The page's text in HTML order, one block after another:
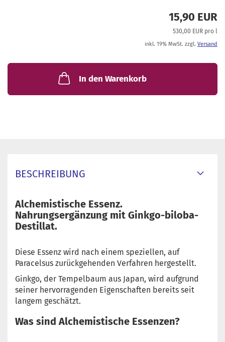
15,90 EUR
530,00 EUR pro l
inkl. 19% MwSt. zzgl. Versand
In den Warenkorb
BESCHREIBUNG
Alchemistische Essenz.
Nahrungsergänzung mit Ginkgo-biloba-
Destillat.
Diese Essenz wird nach einem speziellen, auf
Paracelsus zurückgehenden Verfahren hergestellt.
Ginkgo, der Tempelbaum aus Japan, wird aufgrund
seiner hervorragenden Eigenschaften bereits seit
langem geschätzt.
Was sind Alchemistische Essenzen?